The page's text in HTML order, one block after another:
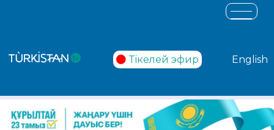
Тікелей эфир English